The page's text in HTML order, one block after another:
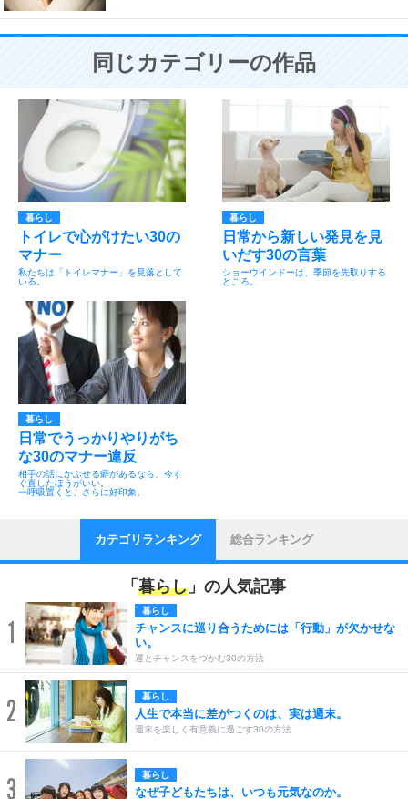
同じカテゴリーの作品
暮らし
トイレで心がけたい30の
マナー
私たちは「トイレマナー」を見落として
いる。
暮らし
日常から新しい発見を見
いだす30の言葉
ショーウインドーは、季節を先取りする
ところ。
暮らし
日常でうっかりやりがち
な30のマナー違反
相手の話にかぶせる癖があるなら、今す
ぐ直したほうがいい。
一呼吸置くと、さらに好印象。
カテゴリランキング 総合ランキング
「 暮らし 」の人気記事
1
暮らし
チャンスに巡り合うためには「行動」が欠かせな
い。
運とチャンスをつかむ30の方法
2 暮らし
人生で本当に差がつくのは、実は週末。
週末を楽しく有意義に過ごす30の方法
3 暮らし
なぜ子どもたちは、いつも元気なのか。